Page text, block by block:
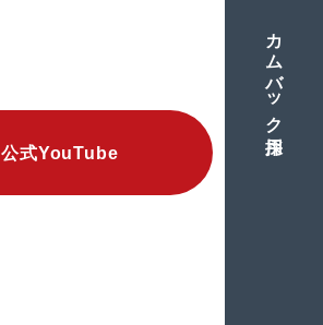
公式YouTube
カムバック採用